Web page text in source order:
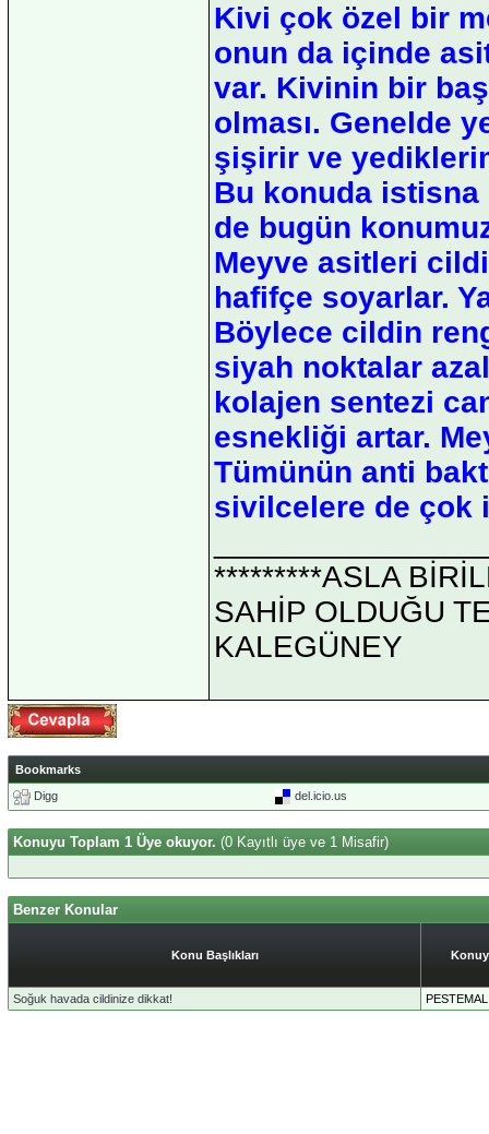
Kivi çok özel bir
onun da içinde
var. Kivinin bir
olması. Genelde
şişirir ve
Bu konuda
de bugün
Meyve asitleri
hafifçe soyarlar.
Böylece cildin
siyah noktalar
kolajen sentezi
esnekliği artar.
Tümünün anti
sivilcelere de çok
*********ASLA
SAHİP OLDUĞU
KALEGÜNEY
Bookmarks
Digg
del.icio.us
Konuyu Toplam 1 Üye okuyor. (0 Kayıtlı üye ve 1 Misafir)
Benzer Konular
Konu Başlıkları
Soğuk havada cildinize dikkat! PESTEMAL